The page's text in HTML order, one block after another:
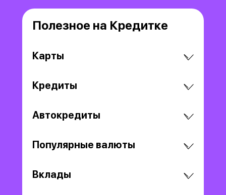
Полезное на Кредитке
Карты
Кредиты
Автокредиты
Популярные валюты
Вклады